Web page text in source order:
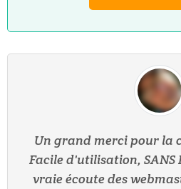
Un grand merci pour la
Facile d'utilisation, SANS
vraie écoute des
Site qui mérite d'être
possibilité de les joindre
remise en question, pour